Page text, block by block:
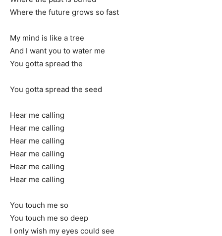
Where the future grows so fast
My mind is like a tree
And I want you to water me
You gotta spread the
You gotta spread the seed
Hear me calling
Hear me calling
Hear me calling
Hear me calling
Hear me calling
Hear me calling
You touch me so
You touch me so deep
I only wish my eyes could see